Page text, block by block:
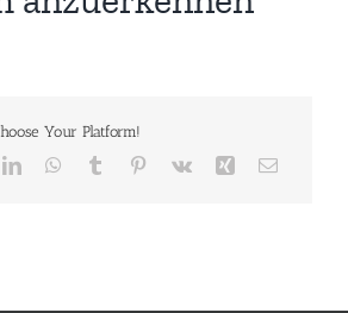
Your Platform!
LinkedInWhatsApp
Tumblr Pinterest
Vk Xing E-